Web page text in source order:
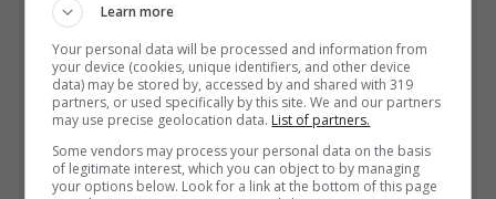
produrre “nuove realtà”
leggi anche >>Test psicologico
visivo: dov’è il cane in questa
figura?
Learn more
Your personal data will be processed and information from
your device (cookies, unique identifiers, and other device
data) may be stored by, accessed by and shared with 319
partners, or used specifically by this site. We and our partners
may use precise geolocation data. List of partners.
Some vendors may process your personal data on the basis
of legitimate interest, which you can object to by managing
your options below. Look for a link at the bottom of this page